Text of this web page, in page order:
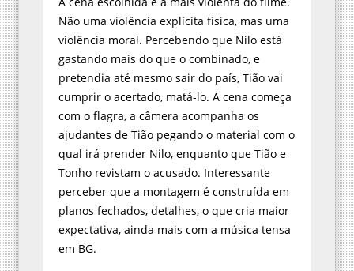
Não uma violência explícita física, mas uma
violência moral. Percebendo que Nilo está
gastando mais do que o combinado, e
pretendia até mesmo sair do país, Tião vai
cumprir o acertado, matá-lo. A cena começa
com o flagra, a câmera acompanha os
ajudantes de Tião pegando o material com o
qual irá prender Nilo, enquanto que Tião e
Tonho revistam o acusado. Interessante
perceber que a montagem é construída em
planos fechados, detalhes, o que cria maior
expectativa, ainda mais com a música tensa
em BG.